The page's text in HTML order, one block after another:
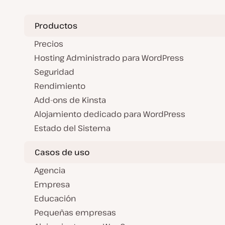
Productos
Precios
Hosting Administrado para WordPress
Seguridad
Rendimiento
Add-ons de Kinsta
Alojamiento dedicado para WordPress
Estado del Sistema
Casos de uso
Agencia
Empresa
Educación
Pequeñas empresas